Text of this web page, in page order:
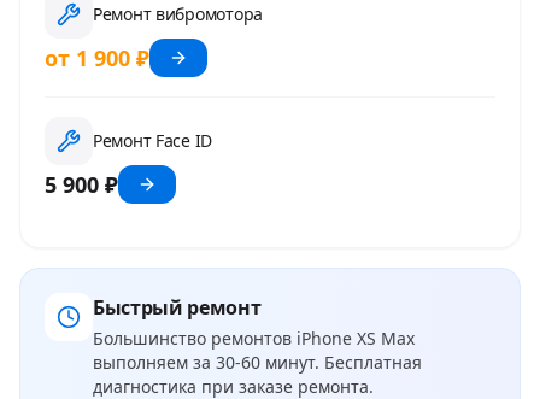
Ремонт вибромотора
от 1 900 ₽
Ремонт Face ID
5 900 ₽
Быстрый ремонт
Большинство ремонтов iPhone XS Max
выполняем за 30-60 минут. Бесплатная
диагностика при заказе ремонта.